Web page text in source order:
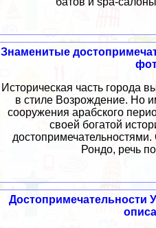
Знаменитые
Историческая часть города
в стиле Возрождение. Но
сооружения арабского
своей богатой
достопримечательностями.
Рондо, речь
Достопримечательности